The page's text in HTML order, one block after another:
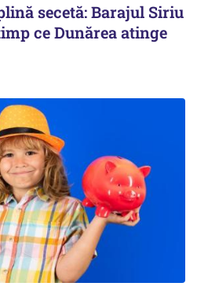
secetă: Barajul Siriu
ce Dunărea atinge